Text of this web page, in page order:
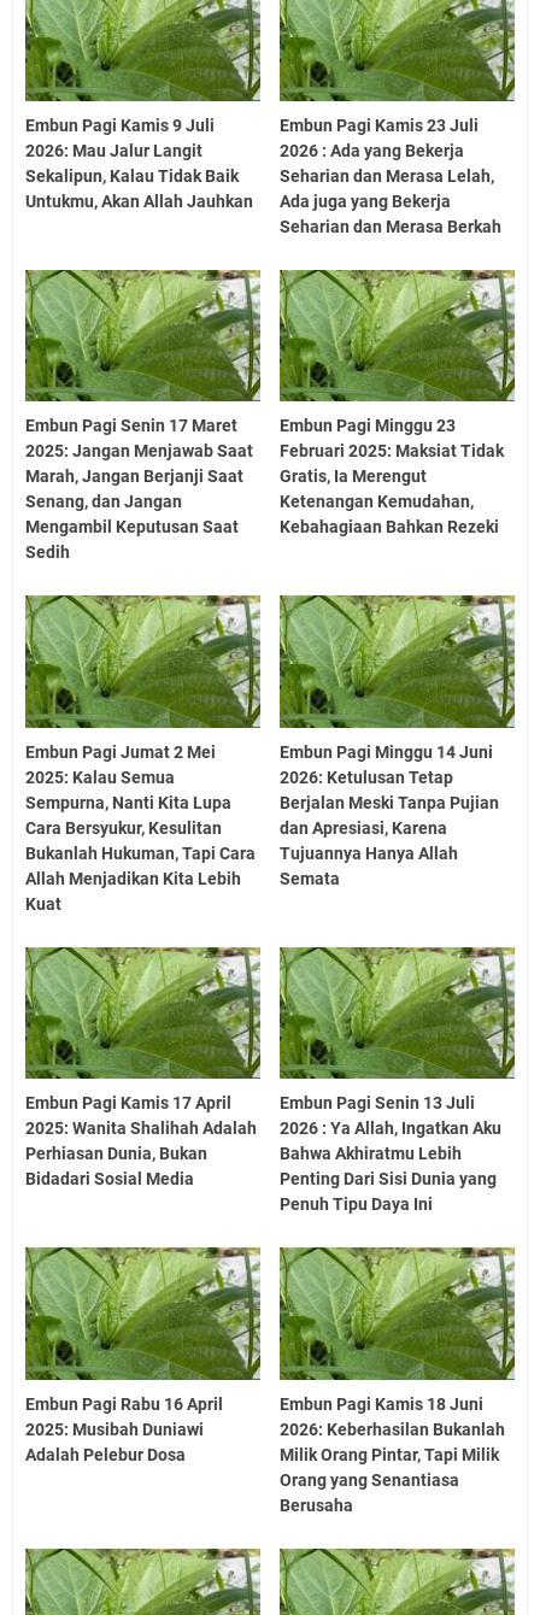
Embun Pagi Kamis 9 Juli
2026: Mau Jalur Langit
Sekalipun, Kalau Tidak Baik
Untukmu, Akan Allah Jauhkan
Embun Pagi Kamis 23 Juli
2026 : Ada yang Bekerja
Seharian dan Merasa Lelah,
Ada juga yang Bekerja
Seharian dan Merasa Berkah
Embun Pagi Senin 17 Maret
2025: Jangan Menjawab Saat
Marah, Jangan Berjanji Saat
Senang, dan Jangan
Mengambil Keputusan Saat
Sedih
Embun Pagi Minggu 23
Februari 2025: Maksiat Tidak
Gratis, Ia Merengut
Ketenangan Kemudahan,
Kebahagiaan Bahkan Rezeki
Embun Pagi Jumat 2 Mei
2025: Kalau Semua
Sempurna, Nanti Kita Lupa
Cara Bersyukur, Kesulitan
Bukanlah Hukuman, Tapi Cara
Allah Menjadikan Kita Lebih
Kuat
Embun Pagi Minggu 14 Juni
2026: Ketulusan Tetap
Berjalan Meski Tanpa Pujian
dan Apresiasi, Karena
Tujuannya Hanya Allah
Semata
Embun Pagi Kamis 17 April
2025: Wanita Shalihah Adalah
Perhiasan Dunia, Bukan
Bidadari Sosial Media
Embun Pagi Senin 13 Juli
2026 : Ya Allah, Ingatkan Aku
Bahwa Akhiratmu Lebih
Penting Dari Sisi Dunia yang
Penuh Tipu Daya Ini
Embun Pagi Rabu 16 April
2025: Musibah Duniawi
Adalah Pelebur Dosa
Embun Pagi Kamis 18 Juni
2026: Keberhasilan Bukanlah
Milik Orang Pintar, Tapi Milik
Orang yang Senantiasa
Berusaha